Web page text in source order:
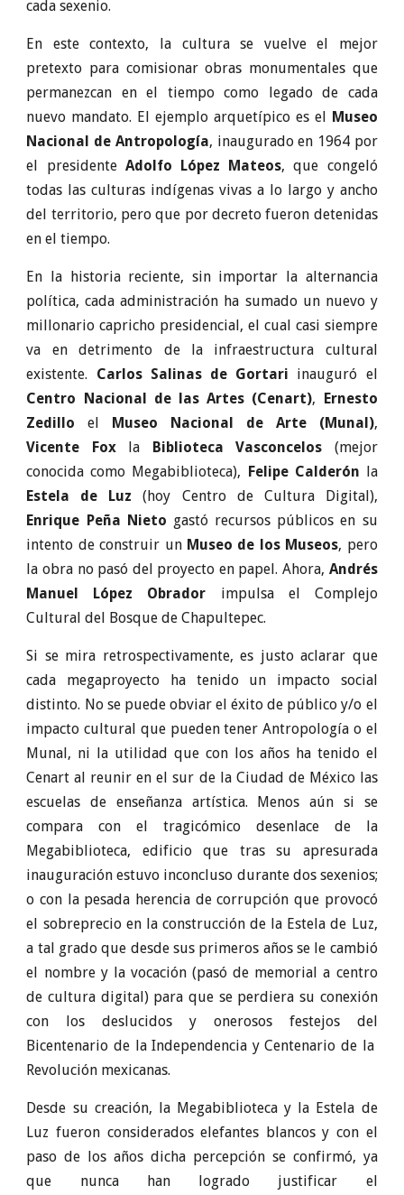
cada sexenio.
En este contexto, la cultura se vuelve el mejor
pretexto para comisionar obras monumentales que
permanezcan en el tiempo como legado de cada
nuevo mandato. El ejemplo arquetípico es el Museo
Nacional de Antropología, inaugurado en 1964 por
el presidente Adolfo López Mateos, que congeló
todas las culturas indígenas vivas a lo largo y ancho
del territorio, pero que por decreto fueron detenidas
en el tiempo.
En la historia reciente, sin importar la alternancia
política, cada administración ha sumado un nuevo y
millonario capricho presidencial, el cual casi siempre
va en detrimento de la infraestructura cultural
existente. Carlos Salinas de Gortari inauguró el
Centro Nacional de las Artes (Cenart), Ernesto
Zedillo el Museo Nacional de Arte (Munal),
Vicente Foxla Biblioteca Vasconcelos (mejor
conocida como Megabiblioteca), Felipe Calderón la
Estela de Luz (hoy Centro de Cultura Digital),
Enrique Peña Nieto gastó recursos públicos en su
intento de construir un Museo de los Museos, pero
la obra no pasó del proyecto en papel. Ahora, Andrés
Manuel López Obrador impulsa el Complejo
Cultural del Bosque de Chapultepec.
Si se mira retrospectivamente, es justo aclarar que
cada megaproyecto ha tenido un impacto social
distinto. No se puede obviar el éxito de público y/o el
impacto cultural que pueden tener Antropología o el
Munal, ni la utilidad que con los años ha tenido el
Cenart al reunir en el sur de la Ciudad de México las
escuelas de enseñanza artística. Menos aún si se
compara con el tragicómico desenlace de la
Megabiblioteca, edificio que tras su apresurada
inauguración estuvo inconcluso durante dos sexenios;
o con la pesada herencia de corrupción que provocó
el sobreprecio en la construcción de la Estela de Luz,
a tal grado que desde sus primeros años se le cambió
el nombre y la vocación (pasó de memorial a centro
de cultura digital) para que se perdiera su conexión
con los deslucidos y onerosos festejos del
Bicentenario de la Independencia y Centenario de la
Revolución mexicanas.
Desde su creación, la Megabiblioteca y la Estela de
Luz fueron considerados elefantes blancos y con el
paso de los años dicha percepción se confirmó, ya
que nunca han logrado justificar el